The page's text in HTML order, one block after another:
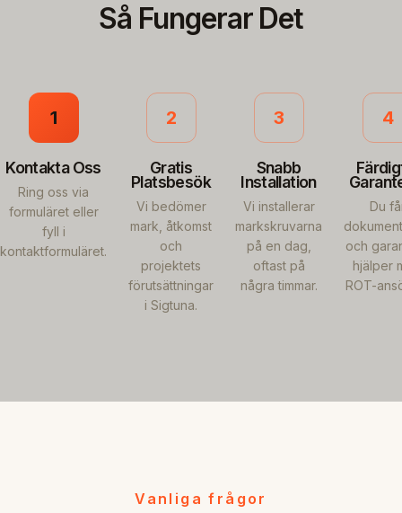
Så Fungerar Det
1
Kontakta Oss
Ring oss via
formuläret eller
fyll i
kontaktformuläret.
2
Gratis
Platsbesök
Vi bedömer
mark, åtkomst
och
projektets
förutsättningar
i Sigtuna.
3
Snabb
Installation
Vi installerar
markskruvarna
på en dag,
oftast på
några timmar.
4
Du
och
hjälper
ROT-
Vanliga frågor